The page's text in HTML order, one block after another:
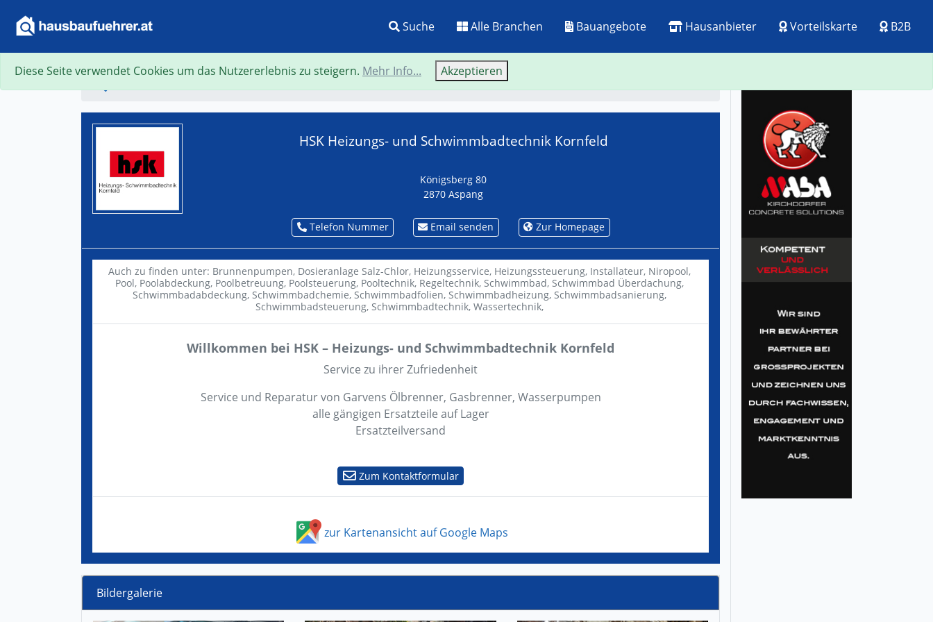
Suche Alle Branchen Bauangebote Hausanbieter Vorteilskarte B2B
HSK Heizungs- und Schwimmbadtechnik Kornfeld
Königsberg 80
2870 Aspang
Telefon Nummer Email senden Zur Homepage
Auch zu finden unter: Brunnenpumpen, Dosieranlage Salz-Chlor, Heizungsservice, Heizungssteuerung, Installateur, Niropool,
Pool, Poolabdeckung, Poolbetreuung, Poolsteuerung, Pooltechnik, Regeltechnik, Schwimmbad, Schwimmbad Überdachung,
Schwimmbadabdeckung, Schwimmbadchemie, Schwimmbadfolien, Schwimmbadheizung, Schwimmbadsanierung,
Schwimmbadsteuerung, Schwimmbadtechnik, Wassertechnik,
Willkommen bei HSK – Heizungs- und Schwimmbadtechnik Kornfeld
Service zu ihrer Zufriedenheit
Service und Reparatur von Garvens Ölbrenner, Gasbrenner, Wasserpumpen
alle gängigen Ersatzteile auf Lager
Ersatzteilversand
Zum Kontaktformular
zur Kartenansicht auf Google Maps
Bildergalerie
Diese Seite verwendet Cookies um das Nutzererlebnis zu steigern. Mehr Info... Akzeptieren